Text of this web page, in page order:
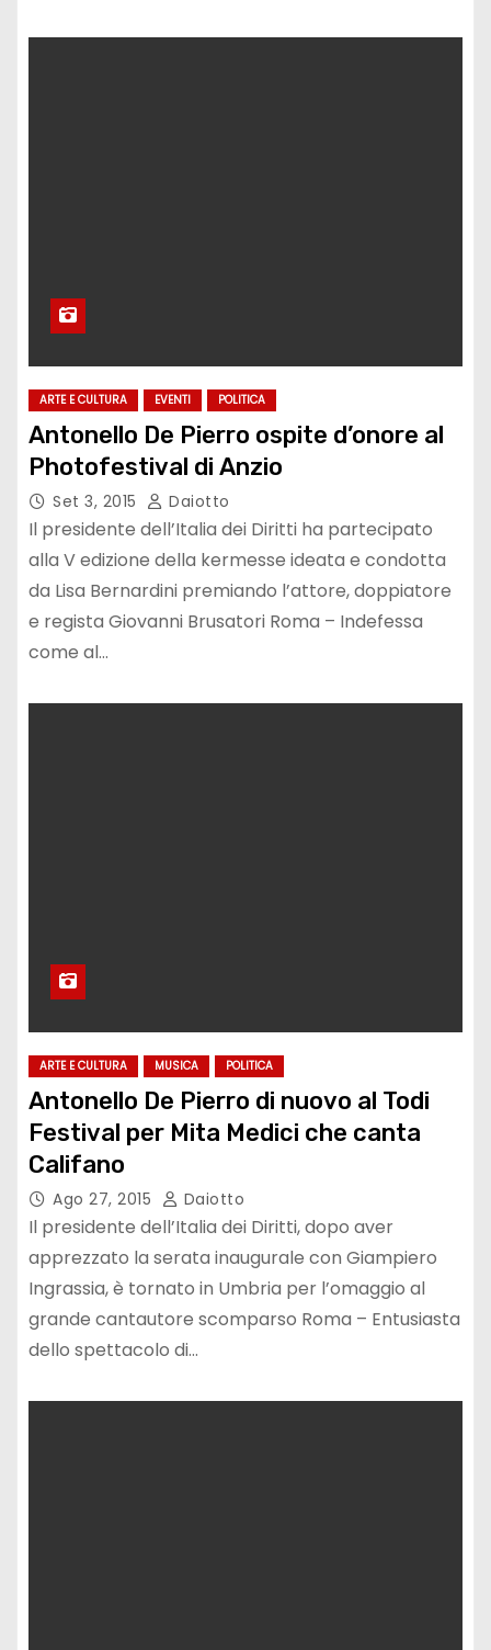
ARTE E CULTURA EVENTI POLITICA
Antonello De Pierro ospite d’onore al
Photofestival di Anzio
Set 3, 2015 Daiotto
Il presidente dell’Italia dei Diritti ha partecipato
alla V edizione della kermesse ideata e condotta
da Lisa Bernardini premiando l’attore, doppiatore
e regista Giovanni Brusatori Roma – Indefessa
come al…
ARTE E CULTURA MUSICA POLITICA
Antonello De Pierro di nuovo al Todi
Festival per Mita Medici che canta
Califano
Ago 27, 2015 Daiotto
Il presidente dell’Italia dei Diritti, dopo aver
apprezzato la serata inaugurale con Giampiero
Ingrassia, è tornato in Umbria per l’omaggio al
grande cantautore scomparso Roma – Entusiasta
dello spettacolo di…